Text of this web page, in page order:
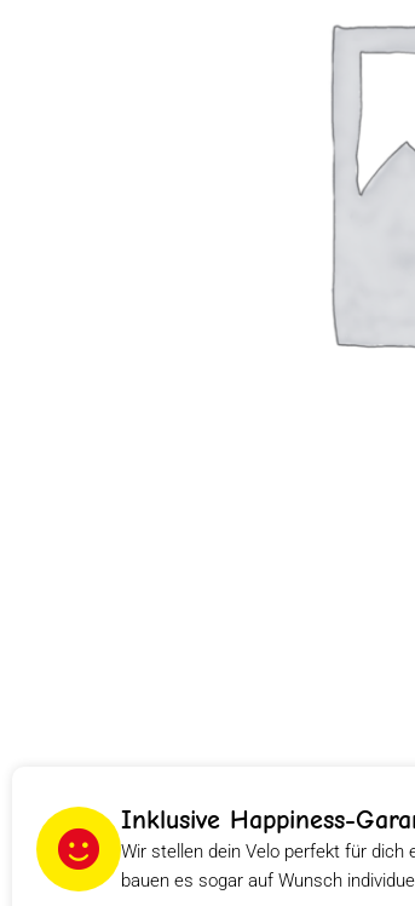
Inklusive Happiness-
Wir stellen dein Velo perfekt für dich
bauen es sogar auf Wunsch